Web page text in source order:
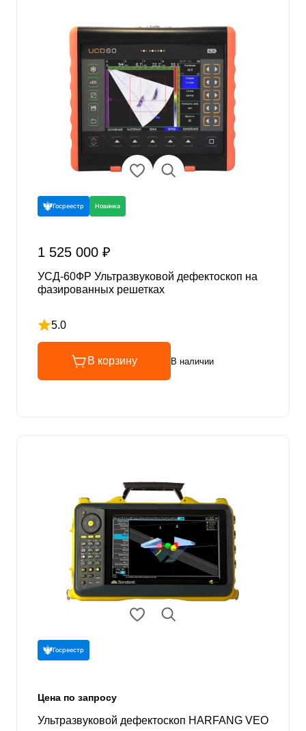
Госреестр Новинка
1 525 000 ₽
УСД-60ФР Ультразвуковой дефектоскоп на
фазированных решетках
5.0
Рейтинг 5 из 5
В корзину В наличии
Госреестр
Цена по запросу
Ультразвуковой дефектоскоп HARFANG VEO